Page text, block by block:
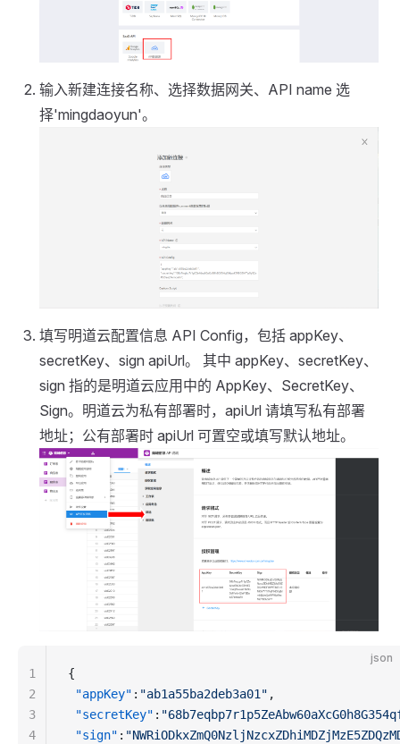
输入新建连接名称、选择数据网关、API name 选
择'mingdaoyun'。
填写明道云配置信息 API Config，包括 appKey、
secretKey、sign apiUrl。 其中 appKey、secretKey、
sign 指的是明道云应用中的 AppKey、SecretKey、
Sign。明道云为私有部署时，apiUrl 请填写私有部署
地址；公有部署时 apiUrl 可置空或填写默认地址。
json
{
"appKey" : "ab1a55ba2deb3a01" ,
"secretKey" :
"sign" :
1
2
3
4